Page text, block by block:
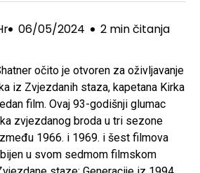
06/05/2024 2 min čitanja
očito je otvoren za oživljavanje
iz Zvjezdanih staza, kapetana Kirka
film. Ovaj 93-godišnji glumac
zvjezdanog broda u tri sezone
1966. i 1969. i šest filmova
u svom sedmom filmskom